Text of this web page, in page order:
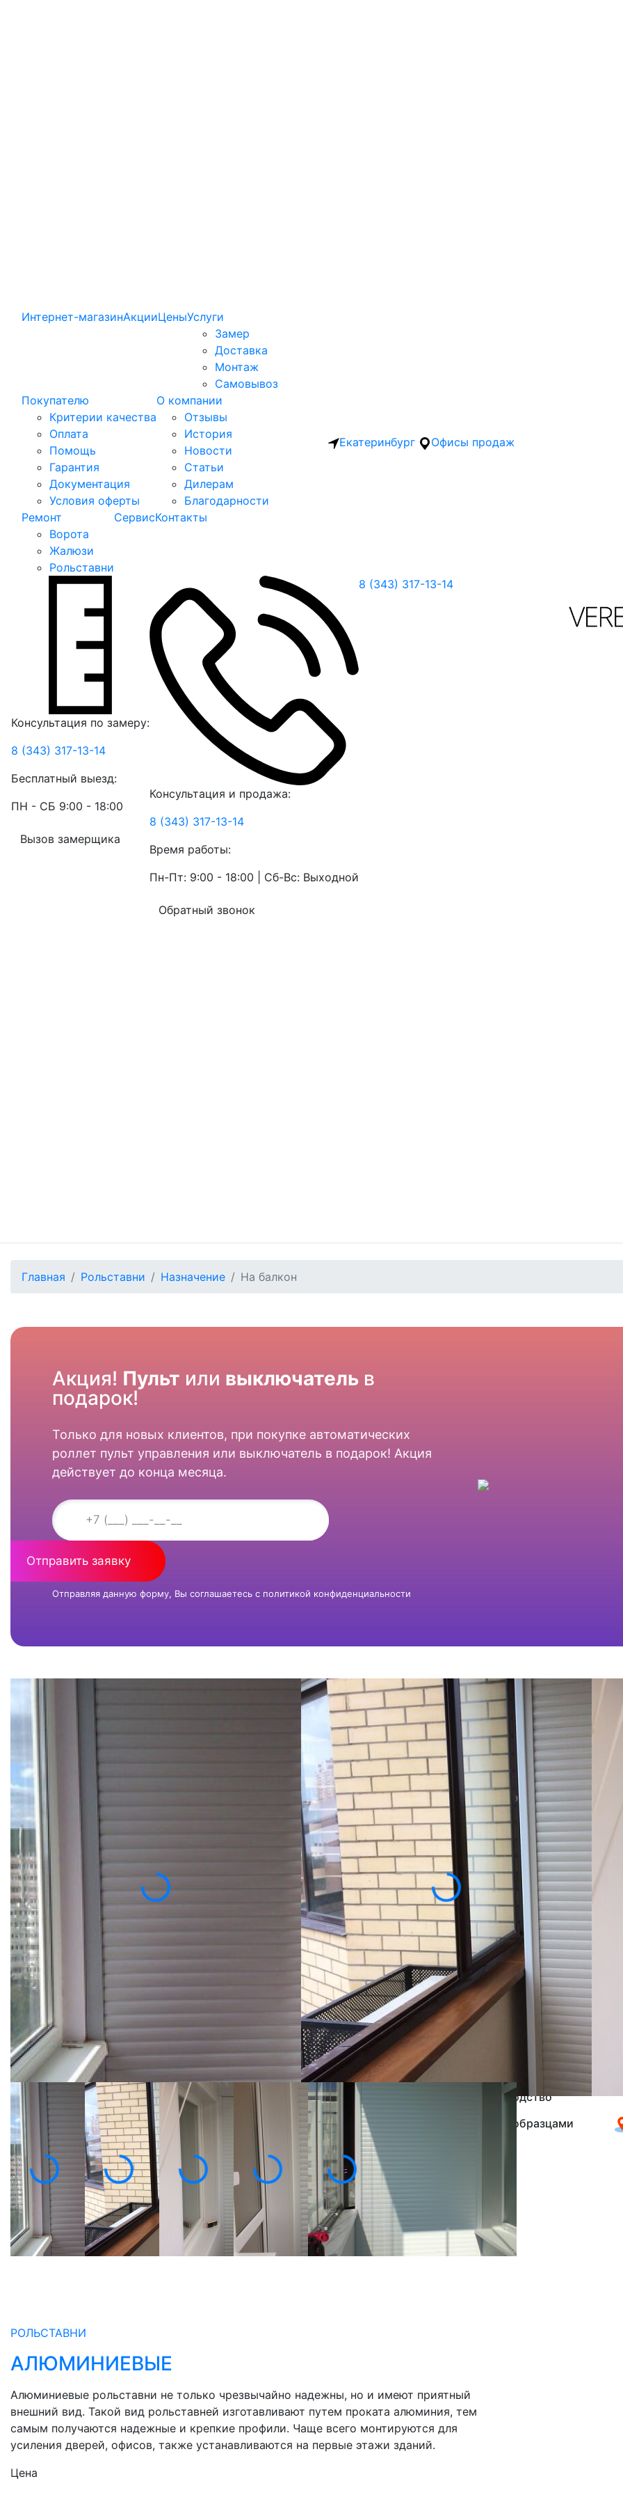
Интернет-магазинАкцииЦеныУслуги
Замер
Доставка
Монтаж
Самовывоз
Покупателю
Критерии качества
Оплата
Помощь
Гарантия
Документация
Условия оферты
О компании
Отзывы
История
Новости
Статьи
Дилерам
Благодарности
Ремонт
Ворота
Жалюзи
Рольставни
СервисКонтакты
Екатеринбург Офисы продаж
Консультация по замеру:
8 (343) 317-13-14
Бесплатный выезд:
ПН - СБ 9:00 - 18:00
Вызов замерщика
Консультация и продажа:
8 (343) 317-13-14
Время работы:
Пн-Пт: 9:00 - 18:00 | Сб-Вс: Выходной
Обратный звонок
8 (343) 317-13-14
Главная Рольставни Назначение На балкон
Акция! Пульт или выключатель в
подарок!
Только для новых клиентов, при покупке автоматических
роллет пульт управления или выключатель в подарок! Акция
действует до конца месяца.
Отправить заявку
Отправляя данную форму, Вы соглашаетесь с политикой конфиденциальности
РОЛЬСТАВНИ
НА БАЛКОН
Балконный шкаф, оборудованный с
пространство балкона. За роллетами
кладовую. Рольставни плавно двигаются
распашных дверей не занимают лишнего
Такое изделие, установленное на балконе,
выбор разнообразных цветов, структур и
внешний вид балкона или лоджии.
Изготовим по вашим размерам
От производителя под ключ
2 года гарантии
Собственное производство
Бесплатный замер с образцами
РОЛЬСТАВНИ
АЛЮМИНИЕВЫЕ
Алюминиевые рольставни не только чрезвычайно надежны, но и имеют приятный
внешний вид. Такой вид рольставней изготавливают путем проката алюминия, тем
самым получаются надежные и крепкие профили. Чаще всего монтируются для
усиления дверей, офисов, также устанавливаются на первые этажи зданий.
Цена